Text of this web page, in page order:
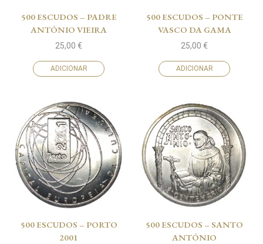
500 ESCUDOS – PADRE
ANTÓNIO VIEIRA
25,00 €
ADICIONAR
500 ESCUDOS – PONTE
VASCO DA GAMA
25,00 €
ADICIONAR
500 ESCUDOS – PORTO
2001
500 ESCUDOS – SANTO
ANTÓNIO